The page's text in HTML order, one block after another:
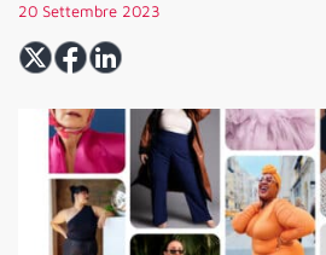
20 Settembre 2023